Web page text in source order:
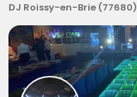
DJ Roissy-en-Brie (77680)